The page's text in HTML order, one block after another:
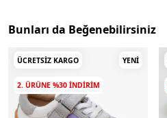
Bunları da Beğenebilirsiniz
ÜCRETSIZ KARGO YENI
2. ÜRÜNE %30 INDIRIM